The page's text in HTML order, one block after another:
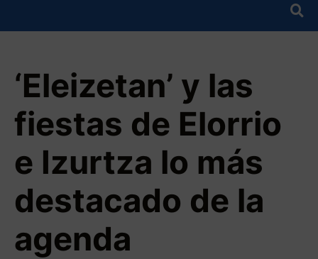
‘Eleizetan’ y las
fiestas de Elorrio
e Izurtza lo más
destacado de la
agenda